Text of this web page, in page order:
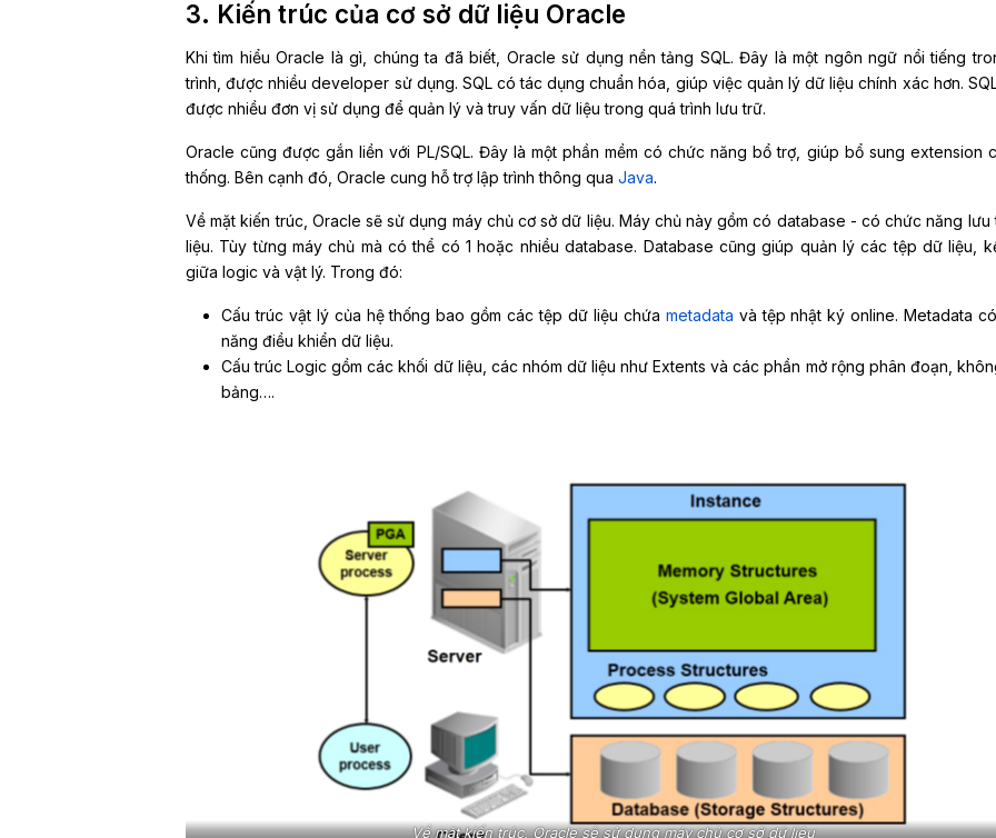
3. Kiến trúc của cơ sở dữ liệu Oracle
Khi tìm hiểu Oracle là gì, chúng ta đã biết, Oracle sử dụng nền tảng SQL. Đây là một ngôn ngữ nổi tiếng
trình, được nhiều developer sử dụng. SQL có tác dụng chuẩn hóa, giúp việc quản lý dữ liệu chính xác hơn.
được nhiều đơn vị sử dụng để quản lý và truy vấn dữ liệu trong quá trình lưu trữ.
Oracle cũng được gắn liền với PL/SQL. Đây là một phần mềm có chức năng bổ trợ, giúp bổ sung extension
thống. Bên cạnh đó, Oracle cung hỗ trợ lập trình thông qua Java.
Về mặt kiến trúc, Oracle sẽ sử dụng máy chủ cơ sở dữ liệu. Máy chủ này gồm có database - có chức năng
liệu. Tùy từng máy chủ mà có thể có 1 hoặc nhiều database. Database cũng giúp quản lý các tệp dữ liệu,
giữa logic và vật lý. Trong đó:
Cấu trúc vật lý của hệ thống bao gồm các tệp dữ liệu chứa metadata và tệp nhật ký online. Metadata
năng điều khiển dữ liệu.
Cấu trúc Logic gồm các khối dữ liệu, các nhóm dữ liệu như Extents và các phần mở rộng phân đoạn,
bảng….
Về mặt kiến trúc, Oracle sẽ sử dụng máy chủ cơ sở dữ liệu